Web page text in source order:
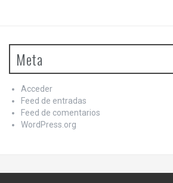
Meta
Acceder
Feed de entradas
Feed de comentarios
WordPress.org